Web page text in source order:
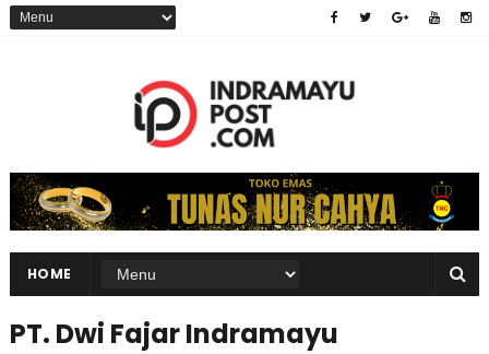
HOME
PT. Dwi Fajar Indramayu